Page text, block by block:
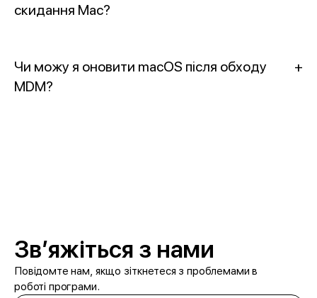
скидання Mac?
Чи можу я оновити macOS після обходу
MDM?
+
Звʼяжіться з нами
Повідомте нам, якщо зіткнетеся з проблемами в
роботі програми.